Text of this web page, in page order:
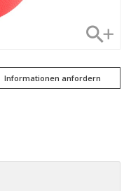
Informationen anfordern